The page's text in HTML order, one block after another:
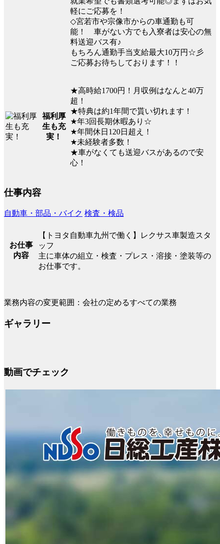
軽にご応募を！
◇宮若市や宗像市からの車通勤も可
能！ 車がない方でも入寮者は安心の無
料送迎バス有♪
もちろん通勤手当支給最大10万円☆彡
ご応募お待ちしております！！
福利厚
生も充
実！
★高時給1700円！月収例はなんと40万
超！
★特典は約1年間で貰い切れます！
★年3回長期休暇あり☆
★年間休日120日超え！
★未経験者多数！
★車がなくても送迎バスがあるので安
心！
仕事内容
自動車・部品・バイク 検査・検品
お仕事
内容
【トヨタ自動車九州で働く】レクサス車製造スタ
ッフ
主に車体の組立・検査・プレス・溶接・塗装等の
お仕事です。
業務内容の変更範囲：会社の定めるすべての業務
ギャラリー
動画でチェック